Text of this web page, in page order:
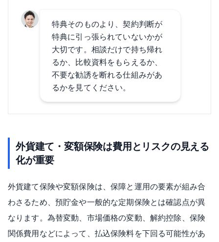
特典そのものより、契約判断が
特典に引っ張られていないかが
大切です。相談だけで持ち帰れ
るか、比較資料をもらえるか、
不要な勧誘を断れる仕組みがあ
るかを見てください。
外貨建て・変額保険は費用とリスクの見える
化が重要
外貨建て保険や変額保険は、保障と運用の要素が組み合
わさるため、預貯金や一般的な定期保険とは確認点が異
なります。為替変動、市場価格の変動、解約控除、保険
関係費用などによって、払込保険料を下回る可能性があ